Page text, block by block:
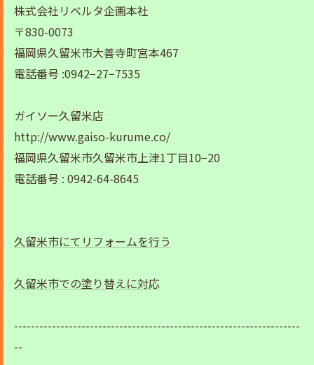
株式会社リベルタ企画本社
〒830-0073
福岡県久留米市大善寺町宮本467
電話番号 :0942−27−7535
ガイソー久留米店
http://www.gaiso-kurume.co/
福岡県久留米市久留米市上津1丁目10−20
電話番号 : 0942-64-8645
久留米市にてリフォームを行う
久留米市での塗り替えに対応
--------------------------------------------------------------------
--